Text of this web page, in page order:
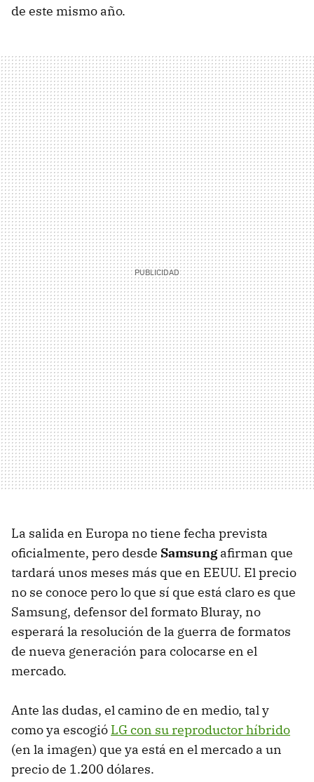
de este mismo año.
La salida en Europa no tiene fecha prevista
oficialmente, pero desde Samsungafirman que
tardará unos meses más que en EEUU. El precio
no se conoce pero lo que sí que está claro es que
Samsung, defensor del formato Bluray, no
esperará la resolución de la guerra de formatos
de nueva generación para colocarse en el
mercado.
Ante las dudas, el camino de en medio, tal y
como ya escogió LG con su reproductor híbrido
(en la imagen) que ya está en el mercado a un
precio de 1.200 dólares.